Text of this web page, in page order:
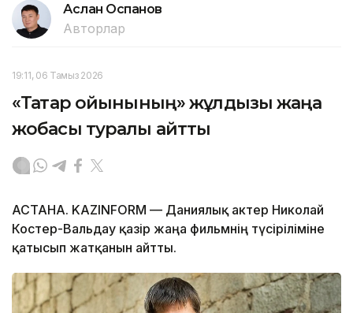
Аслан Оспанов
Авторлар
19:11, 06 Тамыз 2026
«Тақтар ойынының» жұлдызы жаңа
жобасы туралы айтты
АСТАНА. KAZINFORM — Даниялық актер Николай
Костер-Вальдау қазір жаңа фильмнің түсіріліміне
қатысып жатқанын айтты.